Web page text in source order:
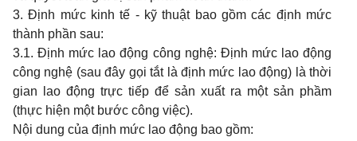
3. Định mức kinh tế - kỹ thuật bao gồm các định mức
thành phần sau:
3.1. Định mức lao động công nghệ: Định mức lao động
công nghệ (sau đây gọi tắt là định mức lao động) là thời
gian lao động trực tiếp để sản xuất ra một sản phầm
(thực hiện một bước công việc).
Nội dung của định mức lao động bao gồm: